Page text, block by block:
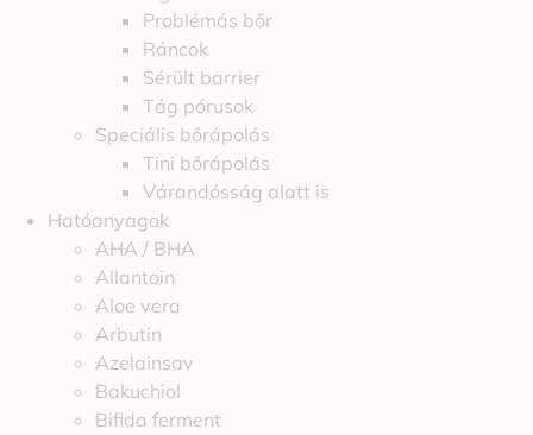
Problémás bőr
Ráncok
Sérült barrier
Tág pórusok
Speciális bőrápolás
Tini bőrápolás
Várandósság alatt is
Hatóanyagok
AHA / BHA
Allantoin
Aloe vera
Arbutin
Azelainsav
Bakuchiol
Bifida ferment